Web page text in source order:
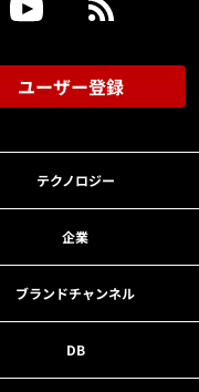
ユーザー登録
テクノロジー
企業
ブランドチャンネル
DB